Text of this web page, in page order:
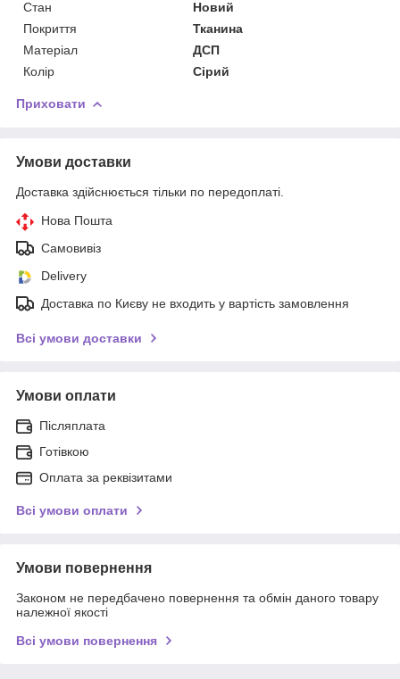
Стан
Новий
Покриття
Тканина
Матеріал
ДСП
Колір
Сірий
Приховати
Умови доставки
Доставка здійснюється тільки по передоплаті.
Нова Пошта
Самовивіз
Delivery
Доставка по Києву не входить у вартість замовлення
Всі умови доставки
Умови оплати
Післяплата
Готівкою
Оплата за реквізитами
Всі умови оплати
Умови повернення
Законом не передбачено повернення та обмін даного товару
належної якості
Всі умови повернення